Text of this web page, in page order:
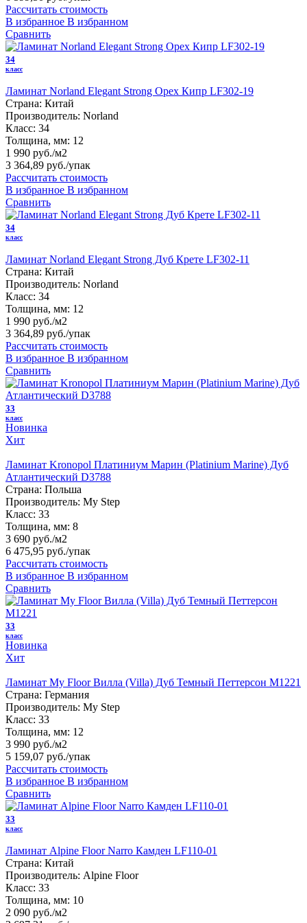
Рассчитать стоимость
В избранное В избранном
Сравнить
34
класс
Ламинат Norland Elegant Strong Орех Кипр LF302-19
Страна: Китай
Производитель: Norland
Класс: 34
Толщина, мм: 12
1 990 руб./м2
3 364,89 руб./упак
Рассчитать стоимость
В избранное В избранном
Сравнить
34
класс
Ламинат Norland Elegant Strong Дуб Крете LF302-11
Страна: Китай
Производитель: Norland
Класс: 34
Толщина, мм: 12
1 990 руб./м2
3 364,89 руб./упак
Рассчитать стоимость
В избранное В избранном
Сравнить
33
класс
Новинка
Хит
Ламинат Kronopol Платиниум Марин (Platinium Marine) Дуб
Атлантический D3788
Страна: Польша
Производитель: My Step
Класс: 33
Толщина, мм: 8
3 690 руб./м2
6 475,95 руб./упак
Рассчитать стоимость
В избранное В избранном
Сравнить
33
класс
Новинка
Хит
Ламинат My Floor Вилла (Villa) Дуб Темный Петтерсон M1221
Страна: Германия
Производитель: My Step
Класс: 33
Толщина, мм: 12
3 990 руб./м2
5 159,07 руб./упак
Рассчитать стоимость
В избранное В избранном
Сравнить
33
класс
Ламинат Alpine Floor Narro Камден LF110-01
Страна: Китай
Производитель: Alpine Floor
Класс: 33
Толщина, мм: 10
2 090 руб./м2